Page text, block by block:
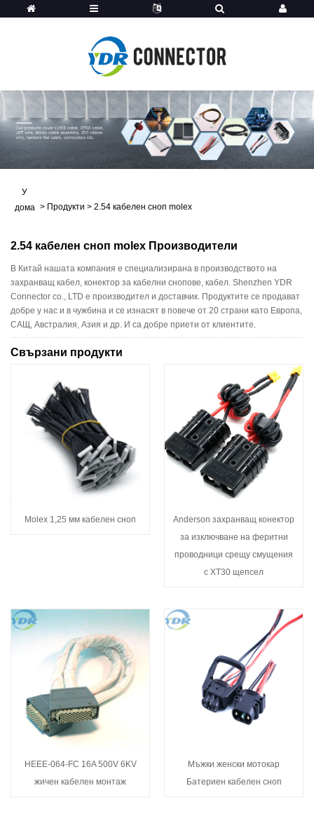
У
дома > Продукти > 2.54 кабелен сноп molex
2.54 кабелен сноп molex Производители
В Китай нашата компания е специализирана в производството на
захранващ кабел, конектор за кабелни снопове, кабел. Shenzhen YDR
Connector co., LTD е производител и доставчик. Продуктите се продават
добре у нас и в чужбина и се изнасят в повече от 20 страни като Европа,
САЩ, Австралия, Азия и др. И са добре приети от клиентите.
Свързани продукти
Molex 1,25 мм кабелен сноп
Anderson захранващ конектор
за изключване на феритни
проводници срещу смущения
с XT30 щепсел
HEEE-064-FC 16A 500V 6KV
жичен кабелен монтаж
Мъжки женски мотокар
Батериен кабелен сноп